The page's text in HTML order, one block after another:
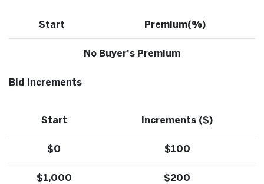
Start Premium(%)
No Buyer's Premium
Bid Increments
Start Increments ($)
$0 $100
$1,000 $200